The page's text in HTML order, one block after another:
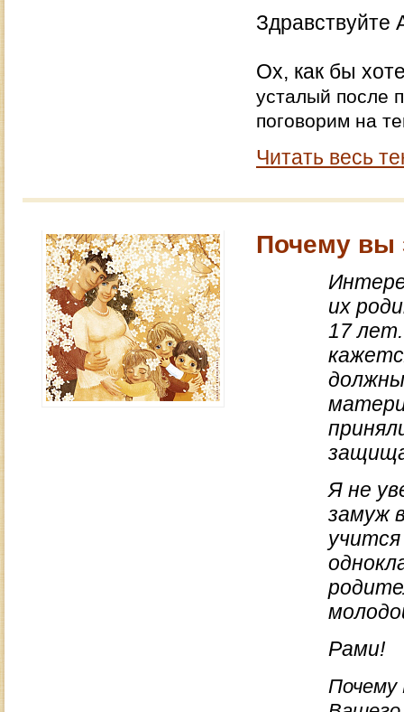
Здравствуйте
Ох, как бы
усталый после
поговорим на
Читать весь
Почему вы
их
17
Я не
замуж
Рами!
Почему